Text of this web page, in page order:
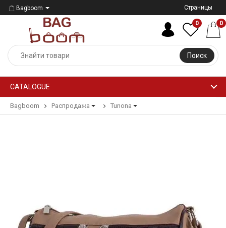
Bagboom Страницы
Поиск
0 0
CATALOGUE
Bagboom Распродажа Tunona